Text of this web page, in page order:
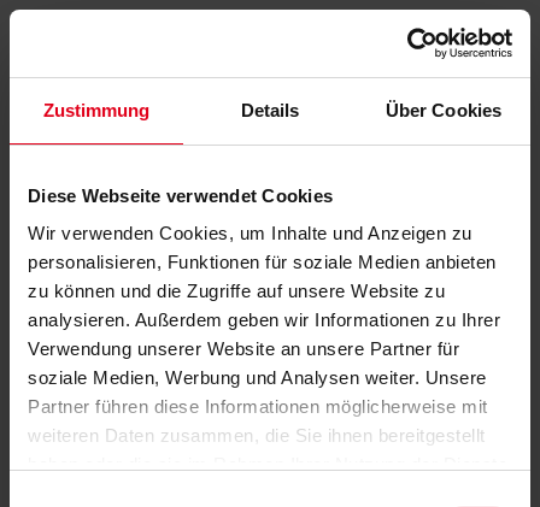
Zustimmung Details Über Cookies
Diese Webseite verwendet Cookies
Wir verwenden Cookies, um Inhalte und Anzeigen zu
personalisieren, Funktionen für soziale Medien anbieten
zu können und die Zugriffe auf unsere Website zu
analysieren. Außerdem geben wir Informationen zu Ihrer
Verwendung unserer Website an unsere Partner für
soziale Medien, Werbung und Analysen weiter. Unsere
Partner führen diese Informationen möglicherweise mit
weiteren Daten zusammen, die Sie ihnen bereitgestellt